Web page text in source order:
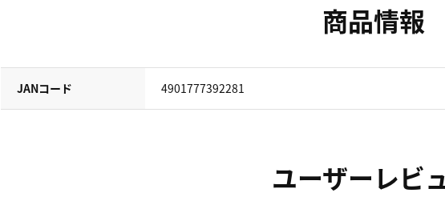
商品情報
JANコード 4901777392281
ユーザーレビ